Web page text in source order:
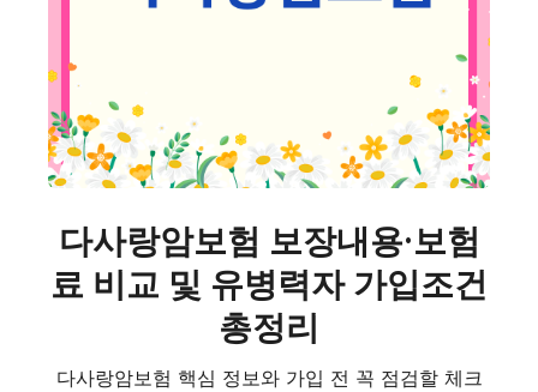
다사랑암보험 보장내용·보험
료 비교 및 유병력자 가입조건
총정리
다사랑암보험 핵심 정보와 가입 전 꼭 점검할 체크